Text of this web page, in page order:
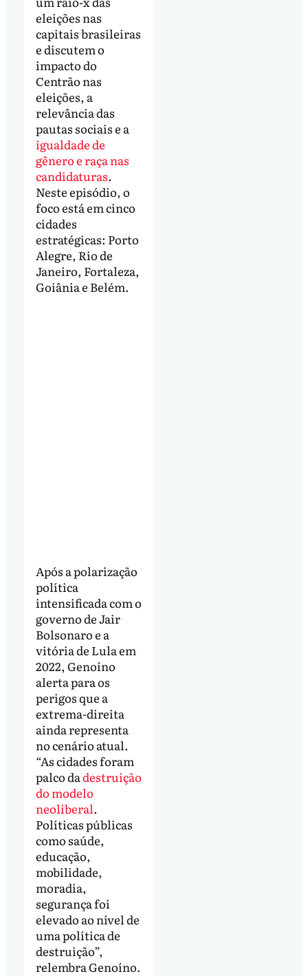
eleições nas
capitais brasileiras
e discutem o
impacto do
Centrão nas
eleições, a
relevância das
pautas sociais e a
igualdade de
gênero e raça nas
candidaturas.
Neste episódio, o
foco está em cinco
cidades
estratégicas: Porto
Alegre, Rio de
Janeiro, Fortaleza,
Goiânia e Belém.
Após a polarização
política
intensificada com o
governo de Jair
Bolsonaro e a
vitória de Lula em
2022, Genoíno
alerta para os
perigos que a
extrema-direita
ainda representa
no cenário atual.
“As cidades foram
palco dadestruição
do modelo
neoliberal.
Políticas públicas
como saúde,
educação,
mobilidade,
moradia,
segurança foi
elevado ao nível de
uma política de
destruição”,
relembra Genoíno.